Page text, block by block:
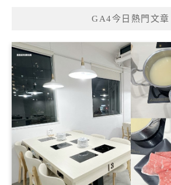
GA4今日熱門文章